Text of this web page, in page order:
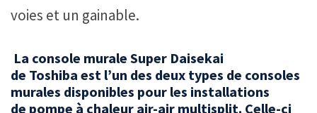
voies et un gainable.
La console murale Super Daisekai
de Toshiba est l’un des deux types de consoles
murales disponibles pour les installations
de pompe à chaleur air-air multisplit. Celle-ci